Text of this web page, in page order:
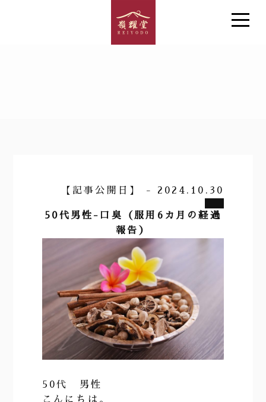
【記事公開日】 - 2024.10.30
50代男性-口臭（服用6カ月の経過
報告）
50代 男性
こんにちは。